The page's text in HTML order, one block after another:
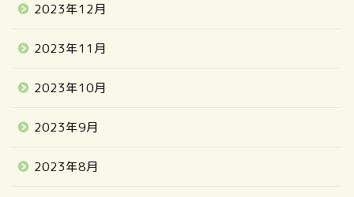
2023年12月
2023年11月
2023年10月
2023年9月
2023年8月